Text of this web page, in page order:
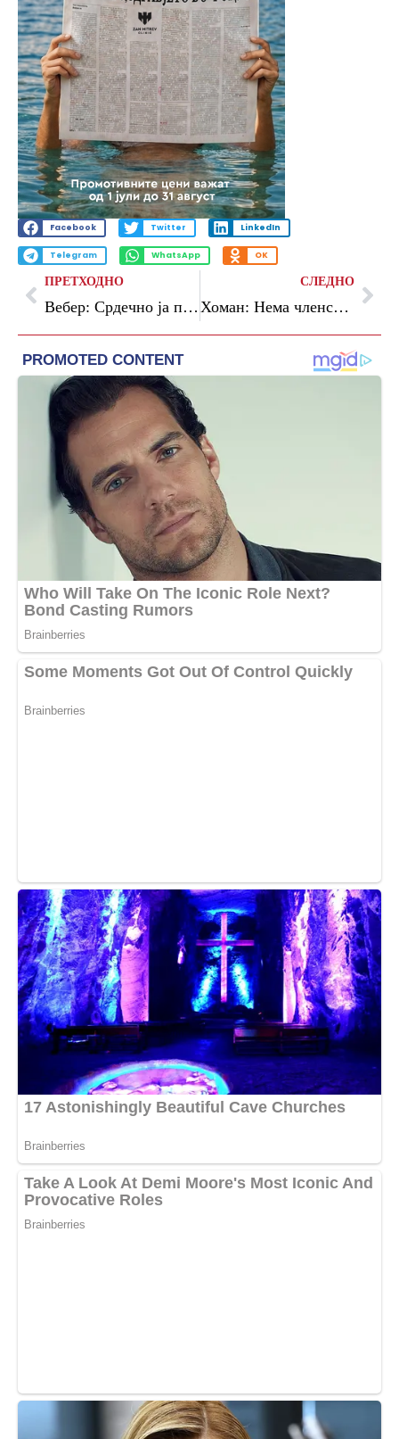
Facebook Twitter LinkedIn
Telegram WhatsApp OK
ПРЕТХОДНО
Вебер: Срдечно ја поздравуваме номинацијата на Марија Габриел за премиер на Бугарија
СЛЕДНО
Хоман: Нема членство во ЕУ без успешна реформа на правосудниот систем на Албанија